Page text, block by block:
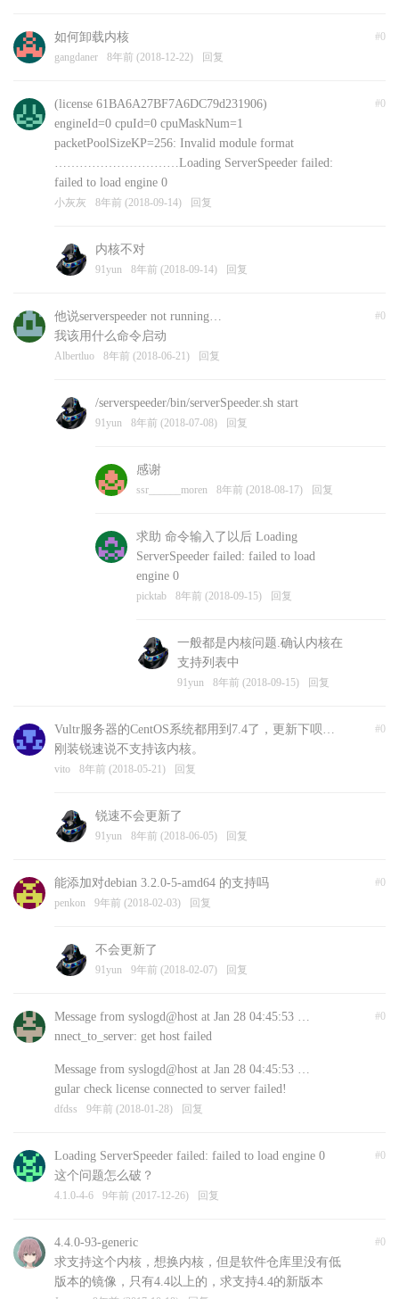
#0
如何卸载内核
gangdaner 8年前 (2018-12-22) 回复
#0
(license 61BA6A27BF7A6DC79d231906)
engineId=0 cpuId=0 cpuMaskNum=1
packetPoolSizeKP=256: Invalid module format
…………………………Loading ServerSpeeder failed:
failed to load engine 0
小灰灰 8年前 (2018-09-14) 回复
内核不对
91yun 8年前 (2018-09-14) 回复
#0
他说serverspeeder not running…
我该用什么命令启动
Albertluo 8年前 (2018-06-21) 回复
/serverspeeder/bin/serverSpeeder.sh start
91yun 8年前 (2018-07-08) 回复
感谢
ssr______moren 8年前 (2018-08-17) 回复
求助 命令输入了以后 Loading
ServerSpeeder failed: failed to load
engine 0
picktab 8年前 (2018-09-15) 回复
一般都是内核问题.确认内核在
支持列表中
91yun 8年前 (2018-09-15) 回复
#0
Vultr服务器的CentOS系统都用到7.4了，更新下呗…
刚装锐速说不支持该内核。
vito 8年前 (2018-05-21) 回复
锐速不会更新了
91yun 8年前 (2018-06-05) 回复
#0
能添加对debian 3.2.0-5-amd64 的支持吗
penkon 9年前 (2018-02-03) 回复
不会更新了
91yun 9年前 (2018-02-07) 回复
#0
Message from syslogd@host at Jan 28 04:45:53 …
nnect_to_server: get host failed
Message from syslogd@host at Jan 28 04:45:53 …
gular check license connected to server failed!
dfdss 9年前 (2018-01-28) 回复
#0
Loading ServerSpeeder failed: failed to load engine 0
这个问题怎么破？
4.1.0-4-6 9年前 (2017-12-26) 回复
#0
4.4.0-93-generic
求支持这个内核，想换内核，但是软件仓库里没有低
版本的镜像，只有4.4以上的，求支持4.4的新版本